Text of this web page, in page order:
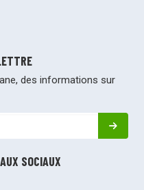
des informations sur
SOCIAUX